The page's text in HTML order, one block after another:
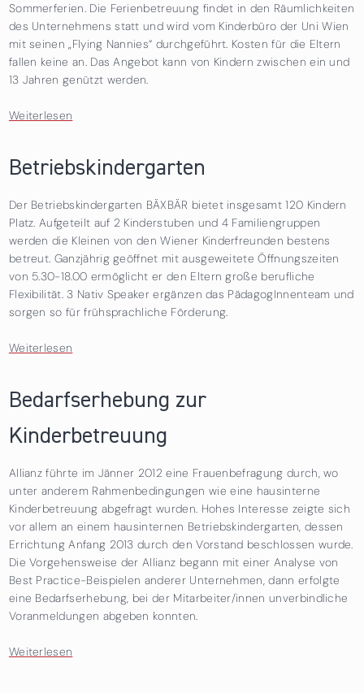
Sommerferien. Die Ferienbetreuung findet in den Räumlichkeiten
des Unternehmens statt und wird vom Kinderbüro der Uni Wien
mit seinen „Flying Nannies“ durchgeführt. Kosten für die Eltern
fallen keine an. Das Angebot kann von Kindern zwischen ein und
13 Jahren genützt werden.
Weiterlesen
Betriebskindergarten
Der Betriebskindergarten BÄXBÄR bietet insgesamt 120 Kindern
Platz. Aufgeteilt auf 2 Kinderstuben und 4 Familiengruppen
werden die Kleinen von den Wiener Kinderfreunden bestens
betreut. Ganzjährig geöffnet mit ausgeweitete Öffnungszeiten
von 5.30-18.00 ermöglicht er den Eltern große berufliche
Flexibilität. 3 Nativ Speaker ergänzen das PädagogInnenteam und
sorgen so für frühsprachliche Förderung.
Weiterlesen
Bedarfserhebung zur
Kinderbetreuung
Allianz führte im Jänner 2012 eine Frauenbefragung durch, wo
unter anderem Rahmenbedingungen wie eine hausinterne
Kinderbetreuung abgefragt wurden. Hohes Interesse zeigte sich
vor allem an einem hausinternen Betriebskindergarten, dessen
Errichtung Anfang 2013 durch den Vorstand beschlossen wurde.
Die Vorgehensweise der Allianz begann mit einer Analyse von
Best Practice-Beispielen anderer Unternehmen, dann erfolgte
eine Bedarfserhebung, bei der Mitarbeiter/innen unverbindliche
Voranmeldungen abgeben konnten.
Weiterlesen